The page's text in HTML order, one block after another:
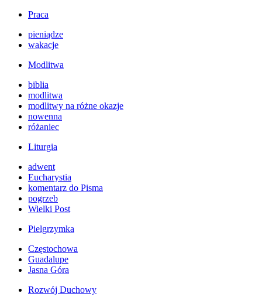
Praca
pieniądze
wakacje
Modlitwa
biblia
modlitwa
modlitwy na różne okazje
nowenna
różaniec
Liturgia
adwent
Eucharystia
komentarz do Pisma
pogrzeb
Wielki Post
Pielgrzymka
Częstochowa
Guadalupe
Jasna Góra
Rozwój Duchowy